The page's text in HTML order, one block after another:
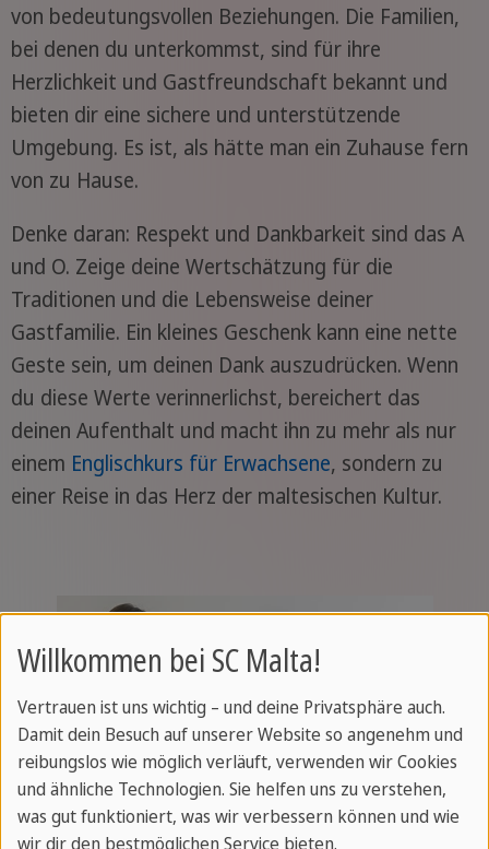
von bedeutungsvollen Beziehungen. Die Familien,
bei denen du unterkommst, sind für ihre
Herzlichkeit und Gastfreundschaft bekannt und
bieten dir eine sichere und unterstützende
Umgebung. Es ist, als hätte man ein Zuhause fern
von zu Hause.
Denke daran: Respekt und Dankbarkeit sind das A
und O. Zeige deine Wertschätzung für die
Traditionen und die Lebensweise deiner
Gastfamilie. Ein kleines Geschenk kann eine nette
Geste sein, um deinen Dank auszudrücken. Wenn
du diese Werte verinnerlichst, bereichert das
deinen Aufenthalt und macht ihn zu mehr als nur
einem Englischkurs für Erwachsene, sondern zu
einer Reise in das Herz der maltesischen Kultur.
Willkommen bei SC Malta!
Vertrauen ist uns wichtig – und deine Privatsphäre auch.
Damit dein Besuch auf unserer Website so angenehm und
reibungslos wie möglich verläuft, verwenden wir Cookies
und ähnliche Technologien. Sie helfen uns zu verstehen,
was gut funktioniert, was wir verbessern können und wie
wir dir den bestmöglichen Service bieten.